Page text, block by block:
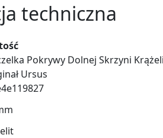
techniczna
Pokrywy Dolnej Skrzyni
Ursus